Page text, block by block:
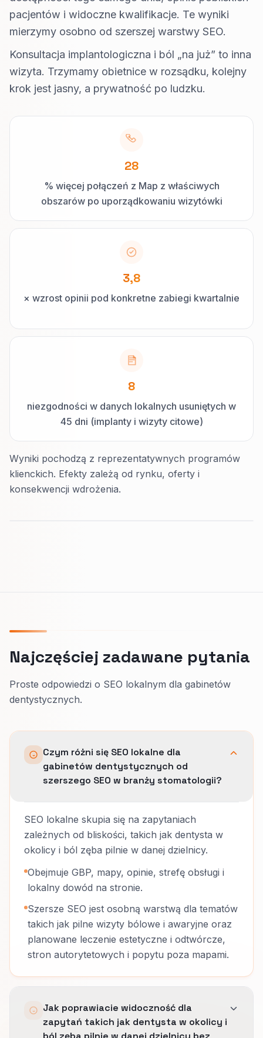
pacjentów i widoczne kwalifikacje. Te wyniki
mierzymy osobno od szerszej warstwy SEO.
Konsultacja implantologiczna i ból „na już” to inna
wizyta. Trzymamy obietnice w rozsądku, kolejny
krok jest jasny, a prywatność po ludzku.
28
% więcej połączeń z Map z właściwych
obszarów po uporządkowaniu wizytówki
3,8
× wzrost opinii pod konkretne zabiegi kwartalnie
8
niezgodności w danych lokalnych usuniętych w
45 dni (implanty i wizyty citowe)
Wyniki pochodzą z reprezentatywnych programów
klienckich. Efekty zależą od rynku, oferty i
konsekwencji wdrożenia.
Najczęściej zadawane pytania
Proste odpowiedzi o SEO lokalnym dla gabinetów
dentystycznych.
Czym różni się SEO lokalne dla
gabinetów dentystycznych od
szerszego SEO w branży stomatologii?
SEO lokalne skupia się na zapytaniach
zależnych od bliskości, takich jak dentysta w
okolicy i ból zęba pilnie w danej dzielnicy.
Obejmuje GBP, mapy, opinie, strefę obsługi i
lokalny dowód na stronie.
Szersze SEO jest osobną warstwą dla tematów
takich jak pilne wizyty bólowe i awaryjne oraz
planowane leczenie estetyczne i odtwórcze,
stron autorytetowych i popytu poza mapami.
Jak poprawiacie widoczność dla
zapytań takich jak dentysta w okolicy i